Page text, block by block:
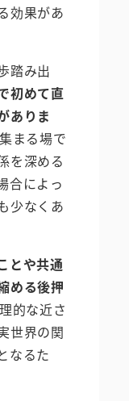
効果があ
踏み出
初めて直
ありま
まる場で
を深める
合によっ
少なくあ
とや共通
める後押
的な近さ
世界の関
なるた